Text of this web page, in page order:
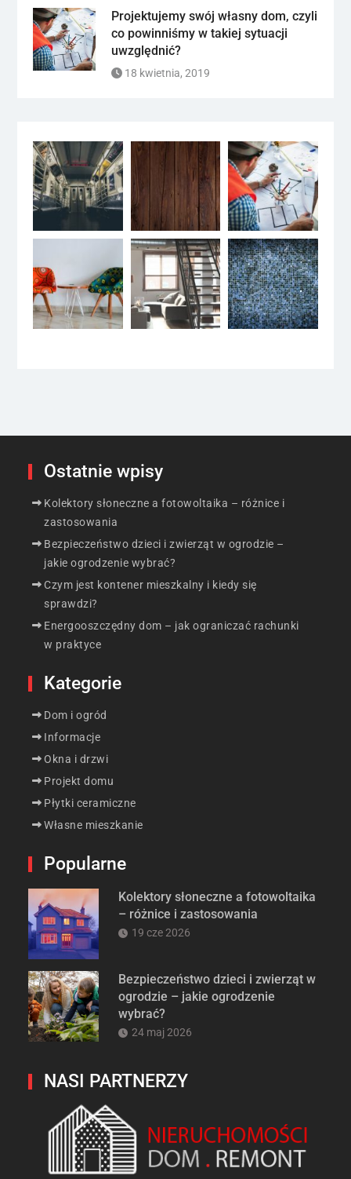
Projektujemy swój własny dom, czyli
co powinniśmy w takiej sytuacji
uwzględnić?
18 kwietnia, 2019
Ostatnie wpisy
Kolektory słoneczne a fotowoltaika – różnice i
zastosowania
Bezpieczeństwo dzieci i zwierząt w ogrodzie –
jakie ogrodzenie wybrać?
Czym jest kontener mieszkalny i kiedy się
sprawdzi?
Energooszczędny dom – jak ograniczać rachunki
w praktyce
Kategorie
Dom i ogród
Informacje
Okna i drzwi
Projekt domu
Płytki ceramiczne
Własne mieszkanie
Popularne
Kolektory słoneczne a fotowoltaika
– różnice i zastosowania
19 cze 2026
Bezpieczeństwo dzieci i zwierząt w
ogrodzie – jakie ogrodzenie
wybrać?
24 maj 2026
NASI PARTNERZY